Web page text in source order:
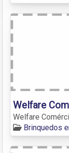
Welfare
Welfare
Brinquedos